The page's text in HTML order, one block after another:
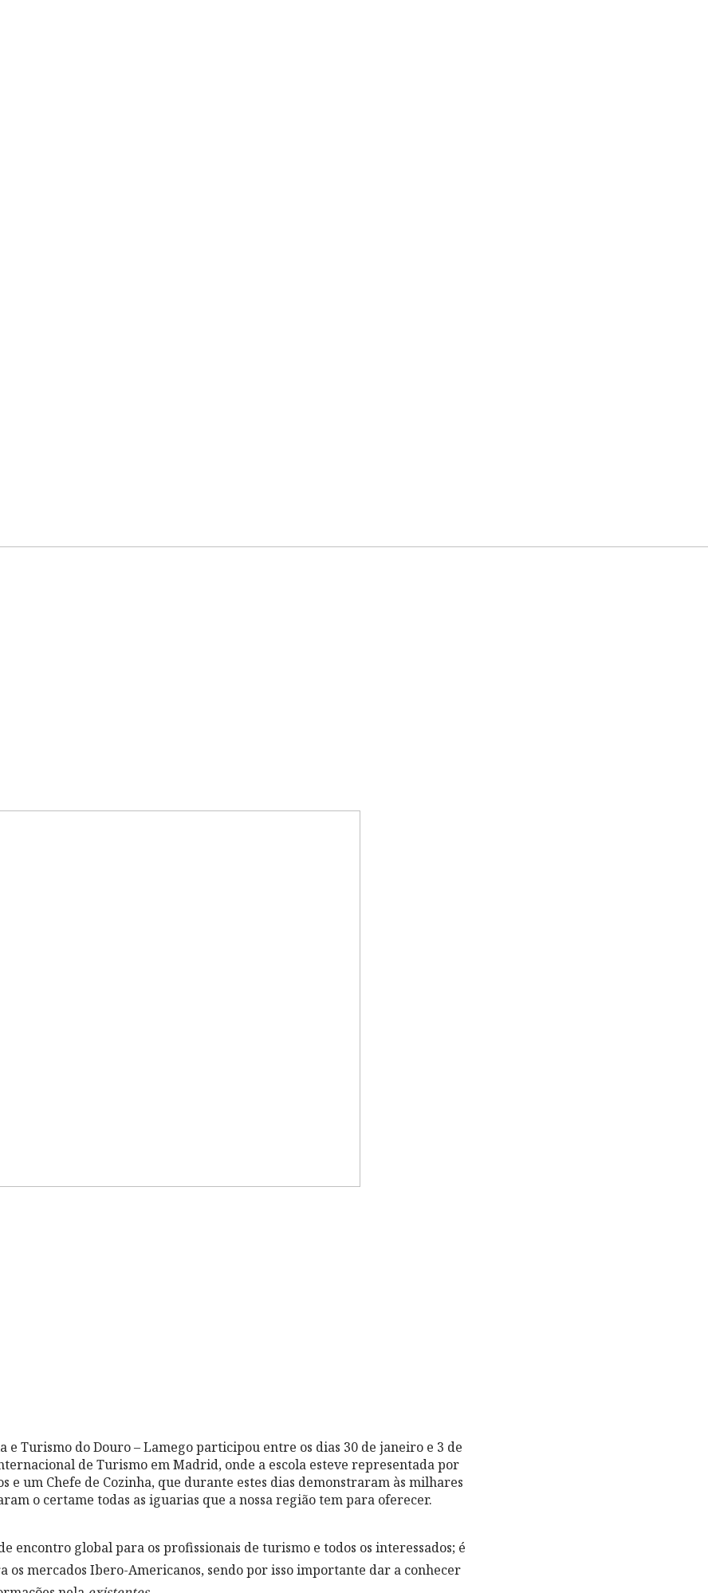
e Turismo do Douro – Lamego participou entre os dias 30 de janeiro e 3 de
de Turismo em Madrid, onde a escola esteve representada por
e um Chefe de Cozinha, que durante estes dias demonstraram às milhares
o certame todas as iguarias que a nossa região tem para oferecer.
encontro global para os profissionais de turismo e todos os interessados; é
os mercados Ibero-Americanos, sendo por isso importante dar a conhecer